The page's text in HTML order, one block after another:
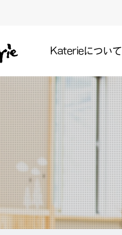
Katerieについて